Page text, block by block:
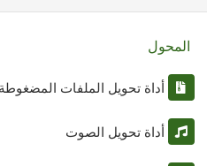
المحول
أداة تحويل الملفات المضغوطة
أداة تحويل الصوت